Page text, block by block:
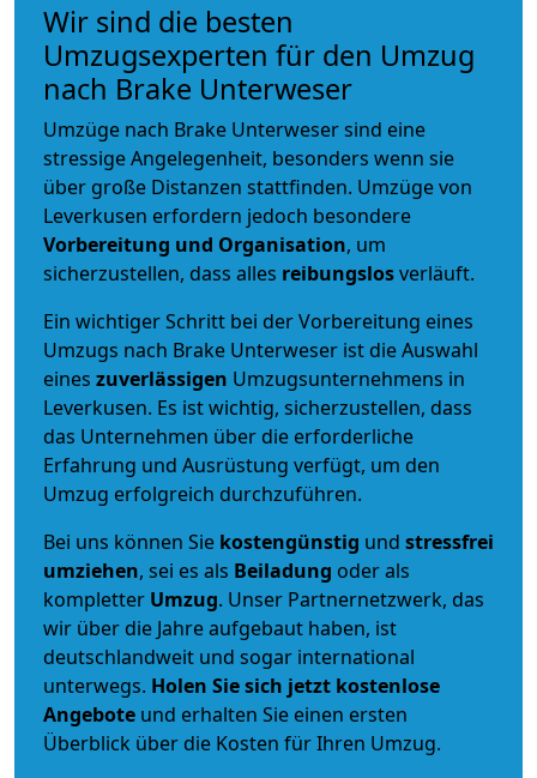
Wir sind die besten
Umzugsexperten für den Umzug
nach Brake Unterweser
Umzüge nach Brake Unterweser sind eine
stressige Angelegenheit, besonders wenn sie
über große Distanzen stattfinden. Umzüge von
Leverkusen erfordern jedoch besondere
Vorbereitung und Organisation, um
sicherzustellen, dass alles reibungslosverläuft.
Ein wichtiger Schritt bei der Vorbereitung eines
Umzugs nach Brake Unterweser ist die Auswahl
eines zuverlässigen Umzugsunternehmens in
Leverkusen. Es ist wichtig, sicherzustellen, dass
das Unternehmen über die erforderliche
Erfahrung und Ausrüstung verfügt, um den
Umzug erfolgreich durchzuführen.
Bei uns können Sie kostengünstig und stressfrei
umziehen, sei es als Beiladung oder als
kompletter Umzug. Unser Partnernetzwerk, das
wir über die Jahre aufgebaut haben, ist
deutschlandweit und sogar international
unterwegs. Holen Sie sich jetzt kostenlose
Angebote und erhalten Sie einen ersten
Überblick über die Kosten für Ihren Umzug.